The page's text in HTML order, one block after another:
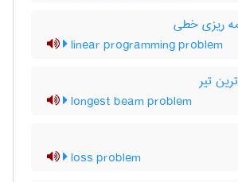
ریزی خطی
linear programming problem
تیر
longest beam problem
loss problem